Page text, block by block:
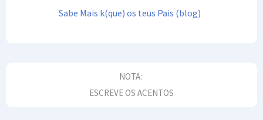
Sabe Mais k(que) os teus Pais (blog)
NOTA:
ESCREVE OS ACENTOS